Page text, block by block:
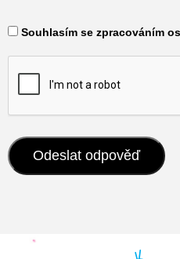
Souhlasím se zpracováním